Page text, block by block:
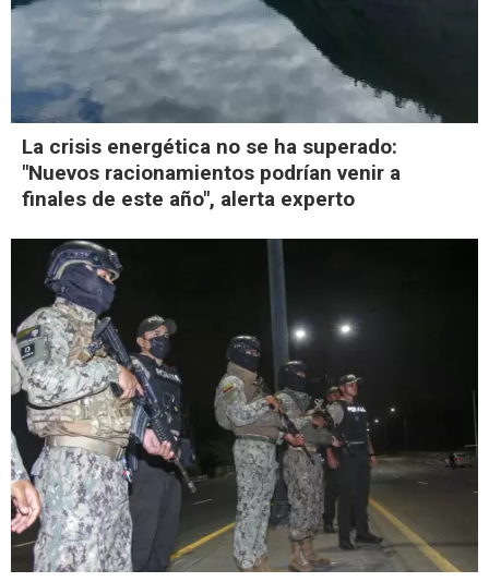
La crisis energética no se ha superado:
"Nuevos racionamientos podrían venir a
finales de este año", alerta experto